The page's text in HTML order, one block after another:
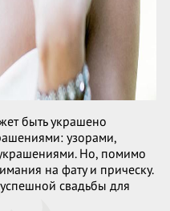
быть украшено
узорами,
Но, помимо
на фату и прическу.
свадьбы для